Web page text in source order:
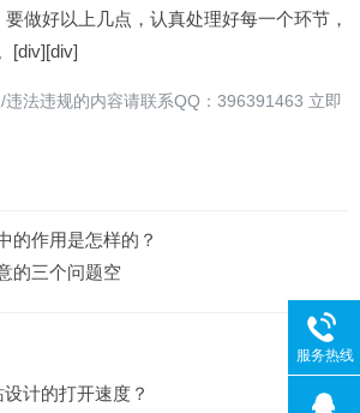
要做好以上几点，认真处理好每一个环节，
[div][div]
法违规的内容请联系QQ：396391463 立即
的作用是怎样的？
的三个问题空
计的打开速度？
服务热线